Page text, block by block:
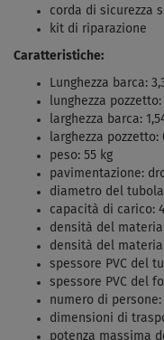
corda di sicurezza
kit di riparazione
Caratteristiche:
Lunghezza barca:
lunghezza pozzetto:
larghezza barca:
larghezza pozzetto:
peso: 55 kg
pavimentazione:
diametro del
capacità di carico:
densità del
densità del
spessore PVC del
spessore PVC del
numero di persone:
dimensioni di
potenza massima